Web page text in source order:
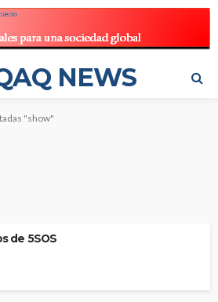
NEWS
"show"
de 5SOS